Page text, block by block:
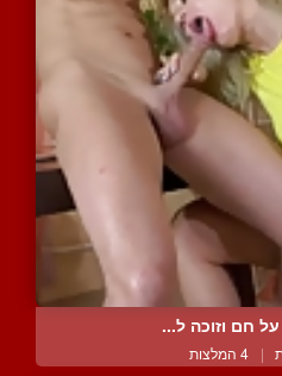
חם וזוכה ל...
| 4 המלצות